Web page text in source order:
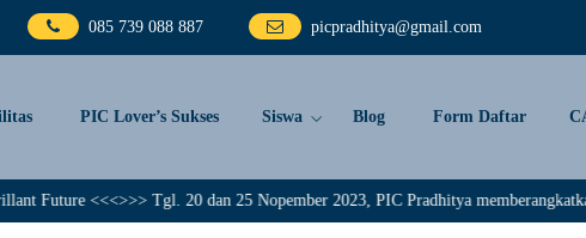
085 739 088 887 picpradhitya@gmail.com
PIC Lover’s Sukses Siswa Blog Form Daftar
Tgl. 20 dan 25 Nopember 2023, PIC Pradhitya memberangkatkan 6 orang